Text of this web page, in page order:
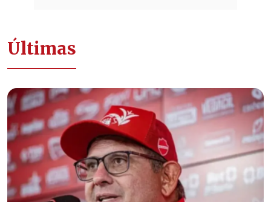
Últimas